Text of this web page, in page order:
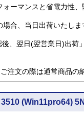
ーマンスと省電力性、
合、当日出荷いたし
、翌日(翌営業日)出荷
注文の際は通常商品の
(Win11pro64)